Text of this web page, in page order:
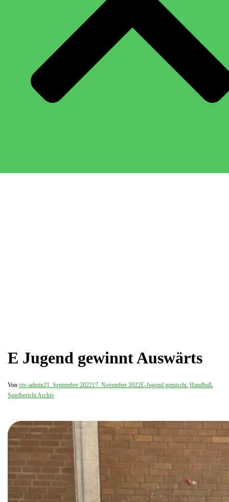
E Jugend gewinnt Auswärts
Von vtv-admin21. September 202217. November 2022E-Jugend gemischt, Handball,
Spielbericht Archiv